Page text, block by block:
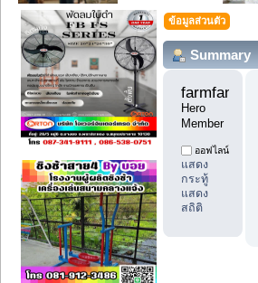
ข้อมูลส่วนตัว
Summary
Hero
Member
ออฟไลน์
แสดง
กระทู้
แสดง
สถิติ